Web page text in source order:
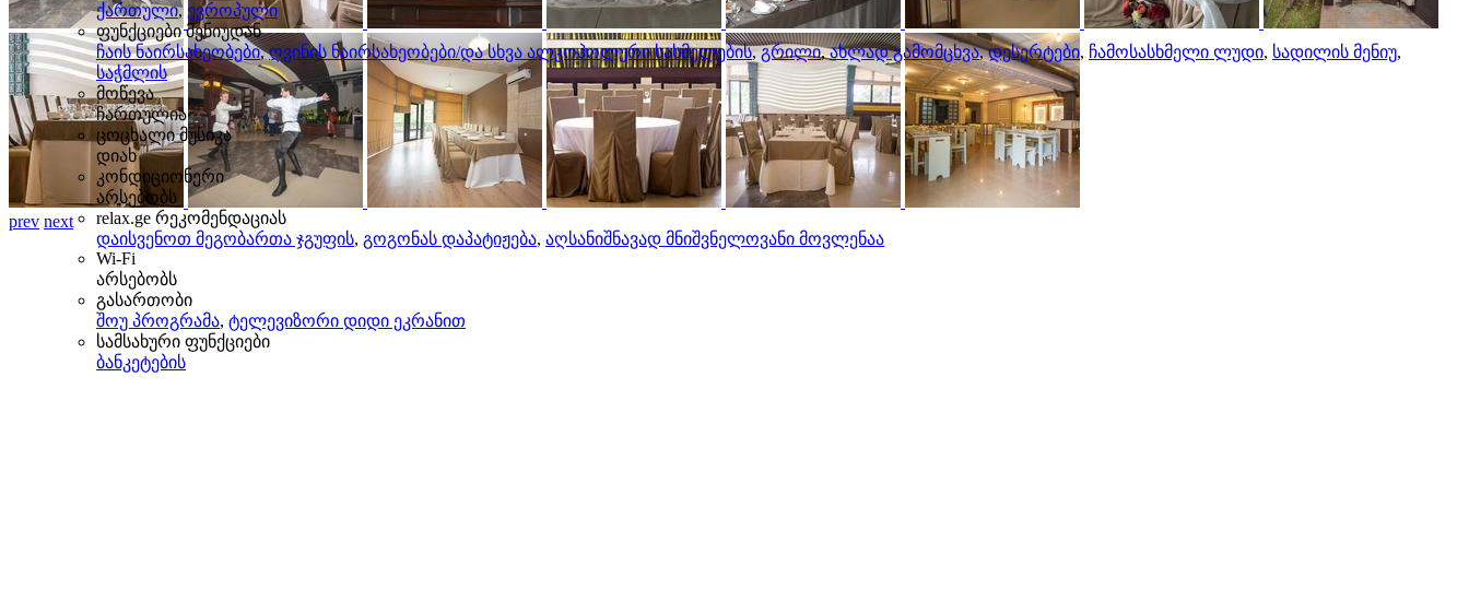
prev next
ქართული, ევროპული
ფუნქციები მენიუდან
ჩაის ნაირსახეობები,ღვინის ნაირსახეობები/და სხვა ალკოჰოლური სასმელების,გრილი,ახლად გამომცხვა,დესერტები, ჩამოსასხმელი ლუდი, სადილის მენიუ,
საჭმლის
მოწევა
ჩართულია
ცოცხალი მუსიკა
დიახ
კონდიციონერი
არსებობს
relax.ge რეკომენდაციას
დაისვენოთ მეგობართა ჯგუფის, გოგონას დაპატიჟება, აღსანიშნავად მნიშვნელოვანი მოვლენაა
Wi-Fi
არსებობს
გასართობი
შოუ პროგრამა, ტელევიზორი დიდი ეკრანით
სამსახური ფუნქციები
ბანკეტების